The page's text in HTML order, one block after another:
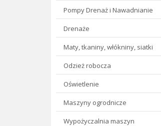
Pompy Drenaż i Nawadnianie
Drenaże
Maty, tkaniny, włókniny, siatki
Odzież robocza
Oświetlenie
Maszyny ogrodnicze
Wypożyczalnia maszyn